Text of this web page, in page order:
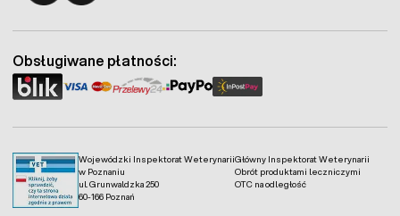
Wojewódzki Inspektorat Weterynarii
w Poznaniu
ul. Grunwaldzka 250
60-166 Poznań
Główny Inspektorat Weterynarii
Obrót produktami leczniczymi
OTC na odległość
Obsługiwane płatności: